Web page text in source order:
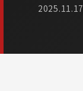
2025.11.17